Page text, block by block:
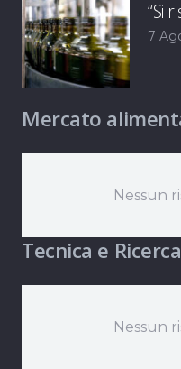
“Si
7
Mercato
Nessun
Tecnica e Ricerca
Nessun